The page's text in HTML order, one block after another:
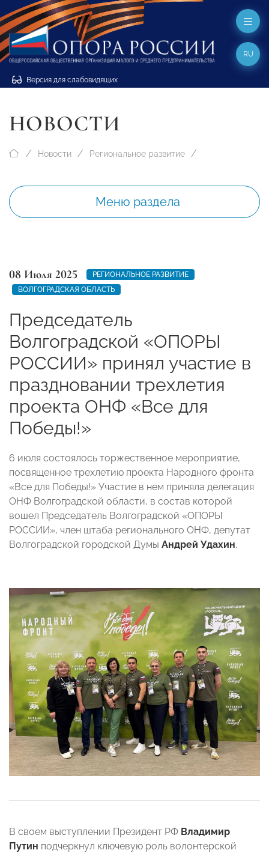
Версия для слабовидящих
RU
НОВОСТИ
Новости Региональное развитие
Меню раздела
08 Июля 2025
РЕГИОНАЛЬНОЕ РАЗВИТИЕ
ВОЛГОГРАДСКАЯ ОБЛАСТЬ
Председатель
Волгоградской «ОПОРЫ
РОССИИ» принял участие в
праздновании трехлетия
проекта ОНФ «Все для
Победы!»
6 июля состоялось торжественное мероприятие,
посвященное трехлетию проекта Народного фронта
«Все для Победы!» Участие в нем приняла делегация
ОНФ Волгоградской области, в состав которой
вошел Председатель Волгоградской «ОПОРЫ
РОССИИ», член штаба регионального ОНФ, депутат
Волгоградской городской Думы Андрей Удахин.
В своем выступлении Президент РФ Владимир
Путин подчеркнул ключевую роль волонтерской